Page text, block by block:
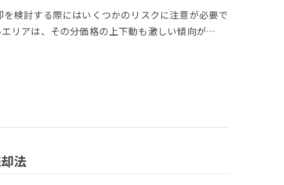
検討する際にはいくつかのリスクに注意が必要で
リアは、その分価格の上下動も激しい傾向が…
法